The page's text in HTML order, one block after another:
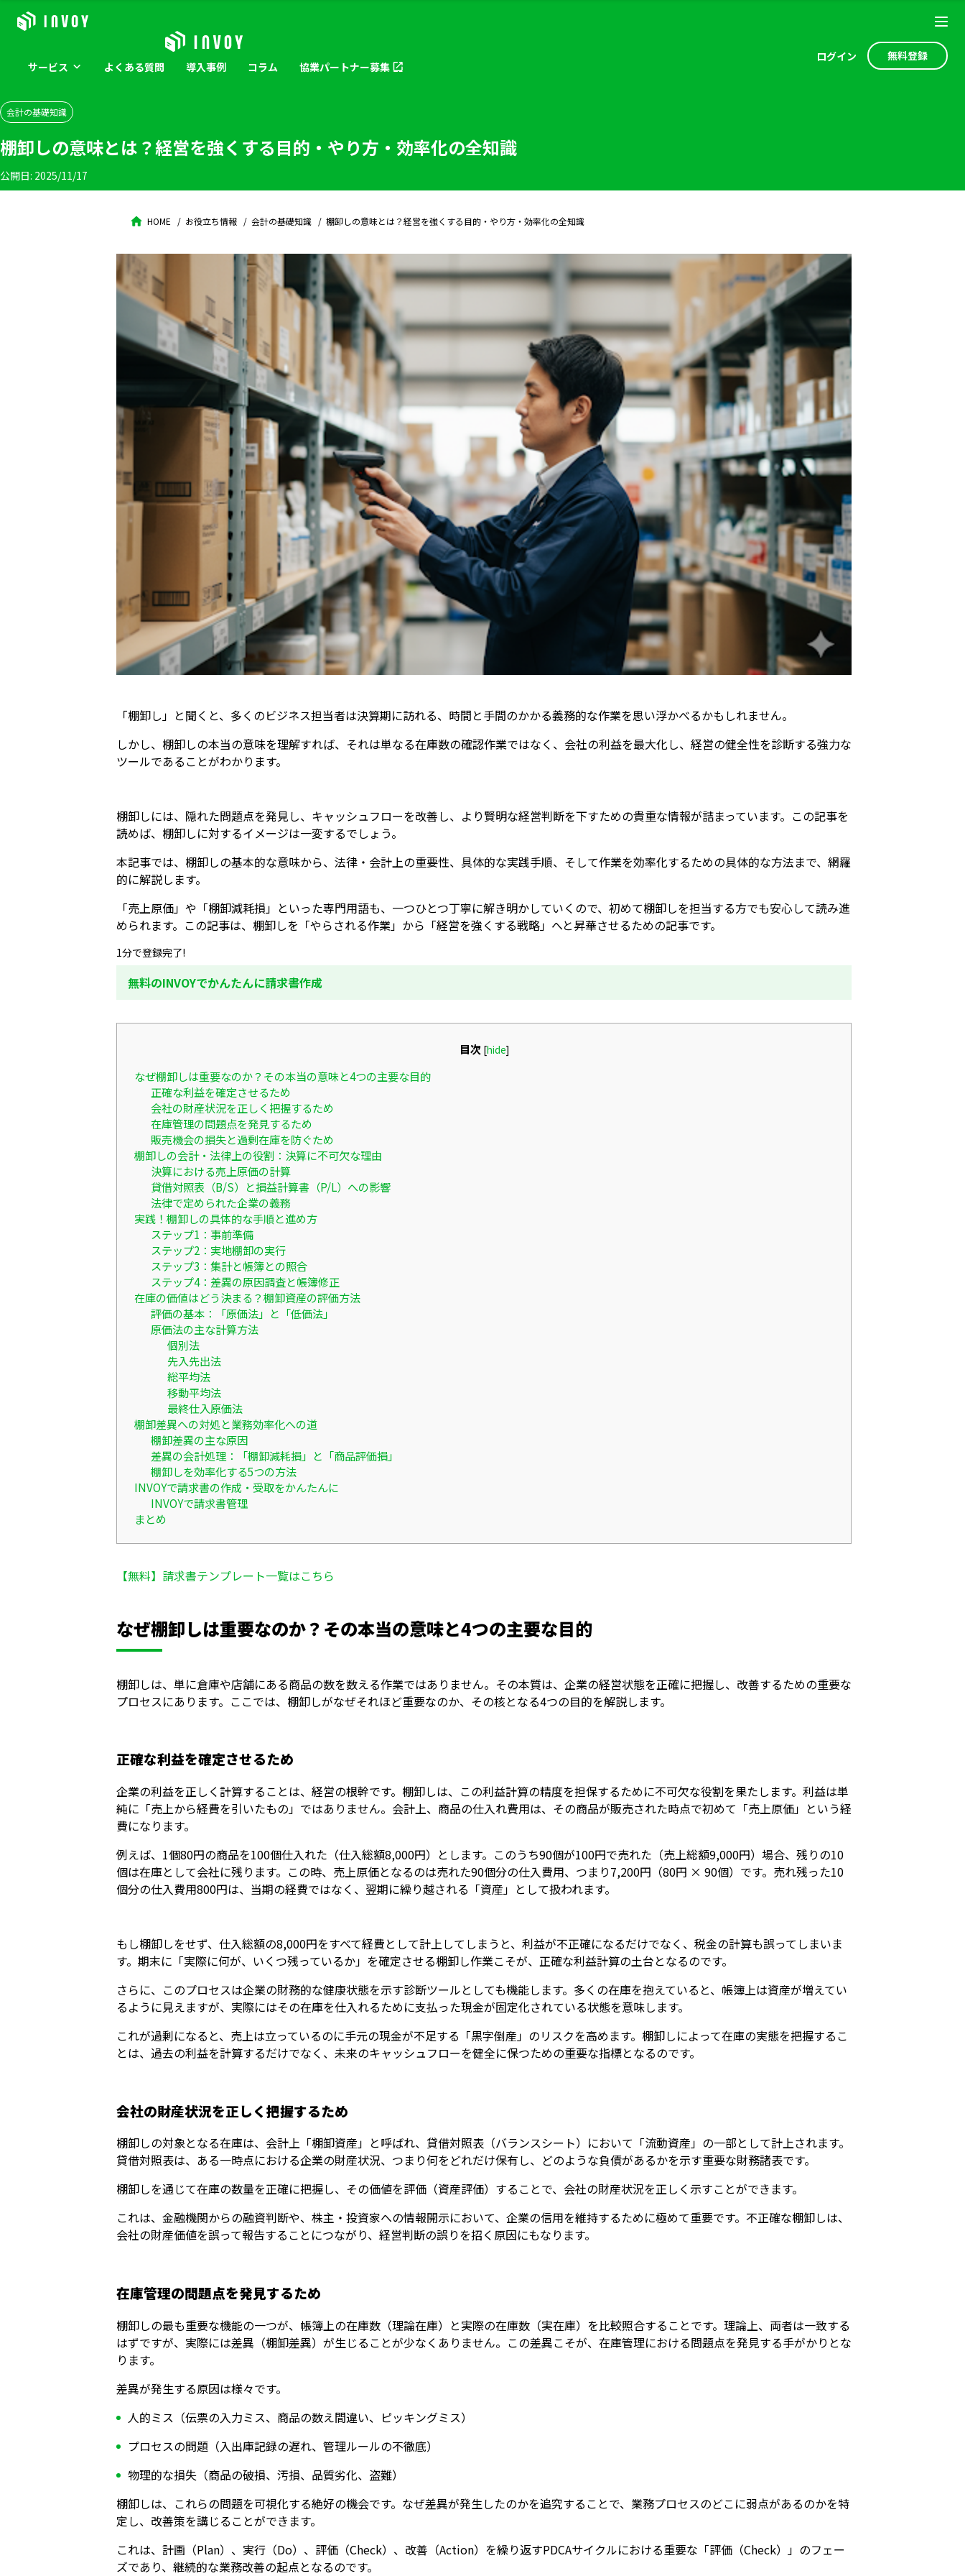
サービス よくある質問 導入事例 コラム 協業パートナー募集
ログイン 無料登録
会計の基礎知識
棚卸しの意味とは？経営を強くする目的・やり方・効率化の全知識
公開日: 2025/11/17
HOME お役立ち情報 会計の基礎知識 棚卸しの意味とは？経営を強くする目的・やり方・効率化の全知識
「棚卸し」と聞くと、多くのビジネス担当者は決算期に訪れる、時間と手間のかかる義務的な作業を思い浮かべるかもしれません。
しかし、棚卸しの本当の意味を理解すれば、それは単なる在庫数の確認作業ではなく、会社の利益を最大化し、経営の健全性を診断する強力な
ツールであることがわかります。
棚卸しには、隠れた問題点を発見し、キャッシュフローを改善し、より賢明な経営判断を下すための貴重な情報が詰まっています。この記事を
読めば、棚卸しに対するイメージは一変するでしょう。
本記事では、棚卸しの基本的な意味から、法律・会計上の重要性、具体的な実践手順、そして作業を効率化するための具体的な方法まで、網羅
的に解説します。
「売上原価」や「棚卸減耗損」といった専門用語も、一つひとつ丁寧に解き明かしていくので、初めて棚卸しを担当する方でも安心して読み進
められます。この記事は、棚卸しを「やらされる作業」から「経営を強くする戦略」へと昇華させるための記事です。
1分で登録完了!
無料のINVOYでかんたんに請求書作成
目次 [hide]
なぜ棚卸しは重要なのか？その本当の意味と4つの主要な目的
正確な利益を確定させるため
会社の財産状況を正しく把握するため
在庫管理の問題点を発見するため
販売機会の損失と過剰在庫を防ぐため
棚卸しの会計・法律上の役割：決算に不可欠な理由
決算における売上原価の計算
貸借対照表（B/S）と損益計算書（P/L）への影響
法律で定められた企業の義務
実践！棚卸しの具体的な手順と進め方
ステップ1：事前準備
ステップ2：実地棚卸の実行
ステップ3：集計と帳簿との照合
ステップ4：差異の原因調査と帳簿修正
在庫の価値はどう決まる？棚卸資産の評価方法
評価の基本：「原価法」と「低価法」
原価法の主な計算方法
個別法
先入先出法
総平均法
移動平均法
最終仕入原価法
棚卸差異への対処と業務効率化への道
棚卸差異の主な原因
差異の会計処理：「棚卸減耗損」と「商品評価損」
棚卸しを効率化する5つの方法
INVOYで請求書の作成・受取をかんたんに
INVOYで請求書管理
まとめ
【無料】請求書テンプレート一覧はこちら
なぜ棚卸しは重要なのか？その本当の意味と4つの主要な目的
棚卸しは、単に倉庫や店舗にある商品の数を数える作業ではありません。その本質は、企業の経営状態を正確に把握し、改善するための重要な
プロセスにあります。ここでは、棚卸しがなぜそれほど重要なのか、その核となる4つの目的を解説します。
正確な利益を確定させるため
企業の利益を正しく計算することは、経営の根幹です。棚卸しは、この利益計算の精度を担保するために不可欠な役割を果たします。利益は単
純に「売上から経費を引いたもの」ではありません。会計上、商品の仕入れ費用は、その商品が販売された時点で初めて「売上原価」という経
費になります。
例えば、1個80円の商品を100個仕入れた（仕入総額8,000円）とします。このうち90個が100円で売れた（売上総額9,000円）場合、残りの10
個は在庫として会社に残ります。この時、売上原価となるのは売れた90個分の仕入費用、つまり7,200円（80円 × 90個）です。売れ残った10
個分の仕入費用800円は、当期の経費ではなく、翌期に繰り越される「資産」として扱われます。
もし棚卸しをせず、仕入総額の8,000円をすべて経費として計上してしまうと、利益が不正確になるだけでなく、税金の計算も誤ってしまいま
す。期末に「実際に何が、いくつ残っているか」を確定させる棚卸し作業こそが、正確な利益計算の土台となるのです。
さらに、このプロセスは企業の財務的な健康状態を示す診断ツールとしても機能します。多くの在庫を抱えていると、帳簿上は資産が増えてい
るように見えますが、実際にはその在庫を仕入れるために支払った現金が固定化されている状態を意味します。
これが過剰になると、売上は立っているのに手元の現金が不足する「黒字倒産」のリスクを高めます。棚卸しによって在庫の実態を把握するこ
とは、過去の利益を計算するだけでなく、未来のキャッシュフローを健全に保つための重要な指標となるのです。
会社の財産状況を正しく把握するため
棚卸しの対象となる在庫は、会計上「棚卸資産」と呼ばれ、貸借対照表（バランスシート）において「流動資産」の一部として計上されます。
貸借対照表は、ある一時点における企業の財産状況、つまり何をどれだけ保有し、どのような負債があるかを示す重要な財務諸表です。
棚卸しを通じて在庫の数量を正確に把握し、その価値を評価（資産評価）することで、会社の財産状況を正しく示すことができます。
これは、金融機関からの融資判断や、株主・投資家への情報開示において、企業の信用を維持するために極めて重要です。不正確な棚卸しは、
会社の財産価値を誤って報告することにつながり、経営判断の誤りを招く原因にもなります。
在庫管理の問題点を発見するため
棚卸しの最も重要な機能の一つが、帳簿上の在庫数（理論在庫）と実際の在庫数（実在庫）を比較照合することです。理論上、両者は一致する
はずですが、実際には差異（棚卸差異）が生じることが少なくありません。この差異こそが、在庫管理における問題点を発見する手がかりとな
ります。
差異が発生する原因は様々です。
人的ミス（伝票の入力ミス、商品の数え間違い、ピッキングミス）
プロセスの問題（入出庫記録の遅れ、管理ルールの不徹底）
物理的な損失（商品の破損、汚損、品質劣化、盗難）
棚卸しは、これらの問題を可視化する絶好の機会です。なぜ差異が発生したのかを追究することで、業務プロセスのどこに弱点があるのかを特
定し、改善策を講じることができます。
これは、計画（Plan）、実行（Do）、評価（Check）、改善（Action）を繰り返すPDCAサイクルにおける重要な「評価（Check）」のフェー
ズであり、継続的な業務改善の起点となるのです。